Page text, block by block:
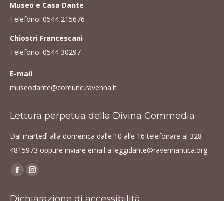
Museo e Casa Dante
Telefono: 0544 215676
Chiostri Francescani
Telefono: 0544 30297
E-mail
museodante@comune.ravenna.it
Lettura perpetua della Divina Commedia
Dal martedì alla domenica dalle 10 alle 16 telefonare al 328
4815973 oppure inviare email a leggidante@ravennantica.org
Find us on:
FacebookInstagram